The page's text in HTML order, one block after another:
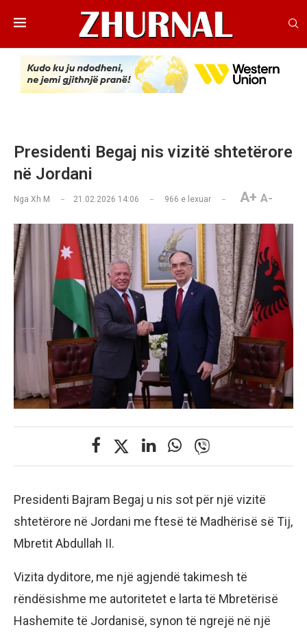
Presidenti Begaj nis vizitë shtetërore
në Jordani
Nga Xh M 21.02.2026 14:06 966 e lexuar A+ A-
Presidenti Bajram Begaj u nis sot për një vizitë
shtetërore në Jordani me ftesë të Madhërisë së Tij,
Mbretit Abdullah II.
Vizita dyditore, me një agjendë takimesh të
rëndësishme me autoritetet e larta të Mbretërisë
Hashemite të Jordanisë, synon të ngrejë në një